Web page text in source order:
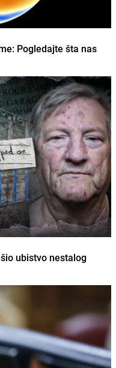
Pogledajte šta nas
ubistvo nestalog